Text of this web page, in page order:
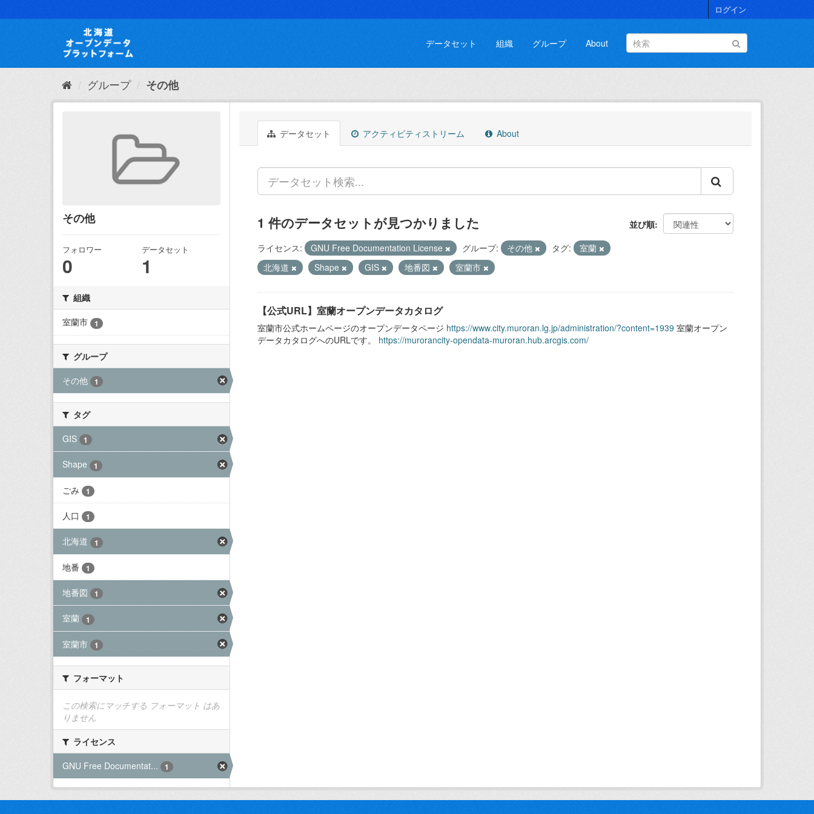
キ
て
ログイン
データセット 組織 グループ About
グループ その他
その他
フォロワー
0
データセット
1
組織
室蘭市
1
グループ
その他
1
タグ
GIS
1
Shape 1
ごみ 1
人口 1
北海道 1
地番 1
地番図 1
室蘭 1
室蘭市 1
フォーマット
この検索にマッチする フォーマット はあ
りません
ライセンス
GNU Free Documentat...
1
データセット アクティビティストリーム About
並び順
1 件のデータセットが見つかりました
ライセンス: GNU Free Documentation License グループ: その他 タグ:
室蘭
北海道
Shape GIS 地番図 室蘭市
【公式URL】室蘭オープンデータカタログ
室蘭市公式ホームページのオープンデータページ https://www.city.muroran.lg.jp/administration/?content=1939 室蘭オープン
データカタログへのURLです。 https://murorancity-opendata-muroran.hub.arcgis.com/